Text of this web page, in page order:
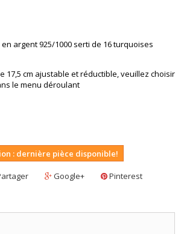
argent 925/1000 serti de 16 turquoises
17,5 cm ajustable et réductible, veuillez choisir
le menu déroulant
: dernière pièce disponible!
Google+ Pinterest